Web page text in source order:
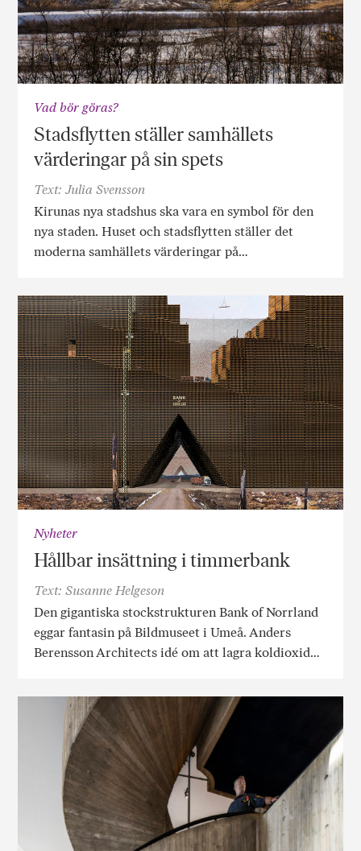
Vad bör göras?
Stadsflytten ställer samhällets
värderingar på sin spets
Text: Julia Svensson
Kirunas nya stadshus ska vara en symbol för den
nya staden. Huset och stadsflytten ställer det
moderna samhällets värderingar på…
Nyheter
Hållbar insättning i timmerbank
Text: Susanne Helgeson
Den gigantiska stockstrukturen Bank of Norrland
eggar fantasin på Bildmuseet i Umeå. Anders
Berensson Architects idé om att lagra koldioxid…